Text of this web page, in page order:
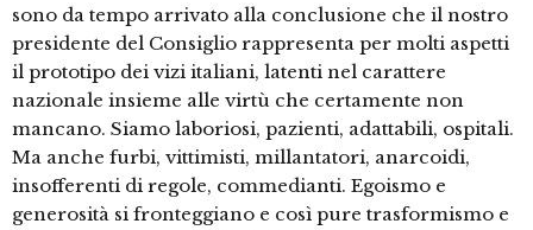
sono da tempo arrivato alla conclusione che il nostro
presidente del Consiglio rappresenta per molti aspetti
il prototipo dei vizi italiani, latenti nel carattere
nazionale insieme alle virtù che certamente non
mancano. Siamo laboriosi, pazienti, adattabili, ospitali.
Ma anche furbi, vittimisti, millantatori, anarcoidi,
insofferenti di regole, commedianti. Egoismo e
generosità si fronteggiano e così pure trasformismo e